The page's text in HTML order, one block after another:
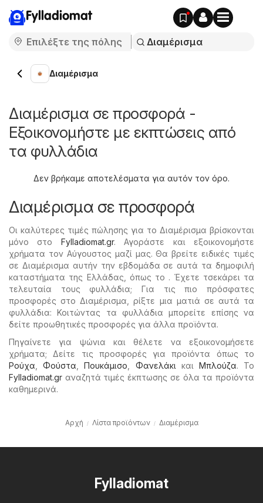
Fylladiomat
Διαμέρισμα
Διαμέρισμα σε προσφορά -
Εξοικονομήστε με εκπτώσεις από
τα φυλλάδια
Δεν βρήκαμε αποτελέσματα για αυτόν τον όρο.
Διαμέρισμα σε προσφορά
Οι καλύτερες τιμές πώλησης για το Διαμέρισμα βρίσκονται
μόνο στο Fylladiomat.gr. Αγοράστε και εξοικονομήστε
χρήματα τον Αύγουστος μαζί μας. Θα βρείτε ειδικές τιμές
σε Διαμέρισμα αυτήν την εβδομάδα σε αυτά τα δημοφιλή
καταστήματα της Ελλάδας, όπως το . Έχετε τσεκάρει τα
τελευταία τους φυλλάδια; Για τις πιο πρόσφατες
προσφορές στο Διαμέρισμα, ρίξτε μια ματιά σε αυτά τα
φυλλάδια: Κοιτώντας τα φυλλάδια μπορείτε επίσης να
δείτε προωθητικές προσφορές για άλλα προϊόντα.
Πηγαίνετε για ψώνια και θέλετε να εξοικονομήσετε
χρήματα; Δείτε τις προσφορές για προϊόντα όπως το
Ρούχα ,Φούστα ,Πουκάμισο Φανελάκι και Μπλούζα. Το
Fylladiomat.gr αναζητά τιμές έκπτωσης σε όλα τα προϊόντα
καθημερινά.
Αρχή Λίστα προϊόντων Διαμέρισμα
Fylladiomat